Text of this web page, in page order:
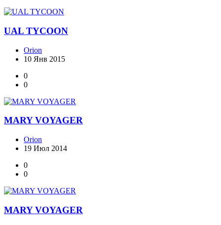
UAL TYCOON
Orion
10 Янв 2015
0
0
MARY VOYAGER
Orion
19 Июл 2014
0
0
MARY VOYAGER